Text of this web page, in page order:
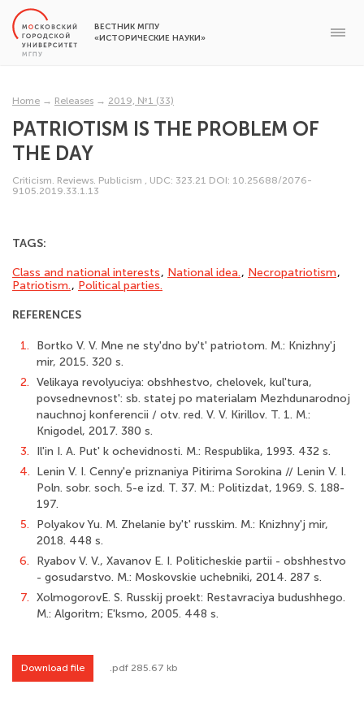
ВЕСТНИК МГПУ
«ИСТОРИЧЕСКИЕ НАУКИ»
Home → Releases → 2019, №1 (33)
PATRIOTISM IS THE PROBLEM OF
THE DAY
Criticism. Reviews. Publicism , UDC: 323.21 DOI: 10.25688/2076-
9105.2019.33.1.13
TAGS:
Class and national interests, National idea., Necropatriotism,
Patriotism., Political parties.
REFERENCES
1.
Bortko V. V. Mne ne sty'dno by't' patriotom. M.: Knizhny'j
mir, 2015. 320 s.
2. Velikaya revolyuciya: obshhestvo, chelovek, kul'tura,
povsednevnost': sb. statej po materialam Mezhdunarodnoj
nauchnoj konferencii / otv. red. V. V. Kirillov. T. 1. M.:
Knigodel, 2017. 380 s.
3.
Il'in I. A. Put' k ochevidnosti. M.: Respublika, 1993. 432 s.
4. Lenin V. I. Cenny'e priznaniya Pitirima Sorokina // Lenin V. I.
Poln. sobr. soch. 5-е izd. T. 37. M.: Politizdat, 1969. S. 188-
197.
5.
Polyakov Yu. M. Zhelanie by't' russkim. M.: Knizhny'j mir,
2018. 448 s.
6.
Ryabov V. V., Xavanov E. I. Politicheskie partii - obshhestvo
- gosudarstvo. M.: Moskovskie uchebniki, 2014. 287 s.
7. XolmogorovE. S. Russkij proekt: Restavraciya budushhego.
M.: Algoritm; E'ksmo, 2005. 448 s.
Download file .pdf 285.67 kb